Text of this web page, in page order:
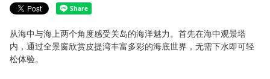
游客中心＆餐厅
海中展望塔
从海中与海上两个角度感受关岛的海洋魅力。首先在海中观景塔
内，通过全景窗欣赏皮提湾丰富多彩的海底世界，无需下水即可轻
松体验。